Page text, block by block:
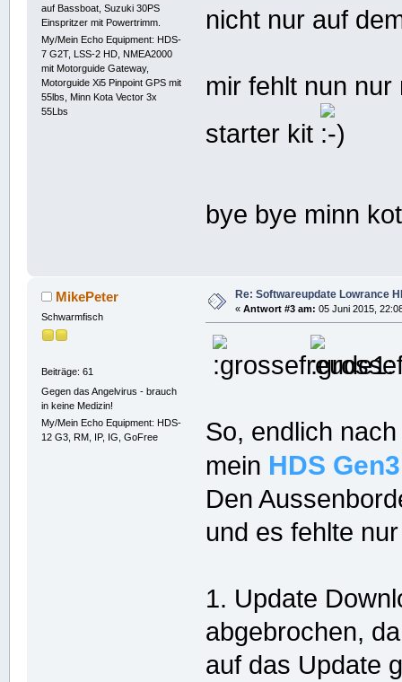
auf Bassboat, Suzuki 30PS
Einspritzer mit Powertrimm.
My/Mein Echo Equipment: HDS-
7 G2T, LSS-2 HD, NMEA2000
mit Motorguide Gateway,
Motorguide Xi5 Pinpoint GPS mit
55lbs, Minn Kota Vector 3x
55Lbs
nicht nur auf
mir fehlt nun
starter kit
bye bye minn
MikePeter
Schwarmfisch
Beiträge: 61
Gegen das Angelvirus - brauch
in keine Medizin!
My/Mein Echo Equipment: HDS-
12 G3, RM, IP, IG, GoFree
Re: Softwareupdate Lowrance
« Antwort #3 am: 05 Juni 2015,
So, endlich
mein HDS Gen3
Den
und es fehlte
1. Update
abgebrochen,
auf das Update